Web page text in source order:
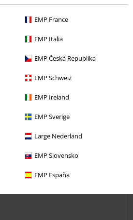
EMP France
EMP Italia
EMP Česká Republika
EMP Schweiz
EMP Ireland
EMP Sverige
Large Nederland
EMP Slovensko
EMP España
Kommentieren
D.